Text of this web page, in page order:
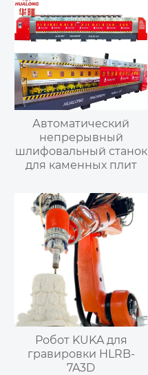
Автоматический
непрерывный
шлифовальный станок
для каменных плит
Робот KUKA для
гравировки HLRB-
7A3D